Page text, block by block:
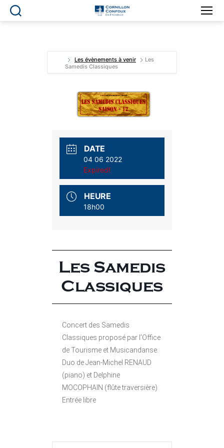
Ville
Confoux
en
Provence
Les évènements à venir
Les
Samedis Classiques
DATE
04 06 2022
Expired!
HEURE
18h00
Les Samedis
Classiques
Concert des Samedis
Classiques proposé par l’Office
de Tourisme et Musicandanse.
Duo de Jean-Michel RENAUD
(piano) et Delphine
MOCOPHAIN (flûte traversière)
Entrée libre